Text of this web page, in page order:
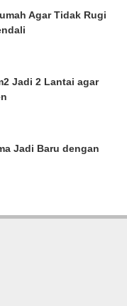
Agar Tidak Rugi
Jadi 2 Lantai agar
Jadi Baru dengan